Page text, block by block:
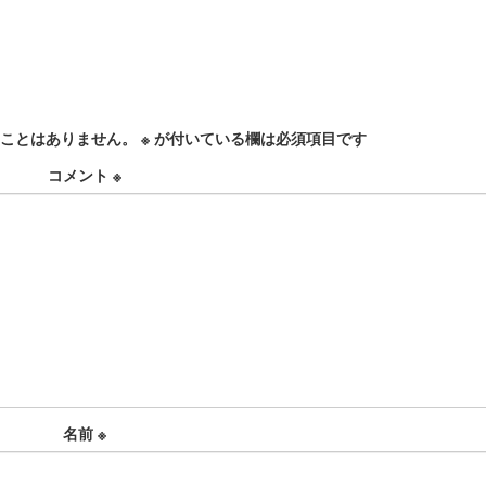
とはありません。 ※が付いている欄は必須項目です
コメント ※
名前 ※